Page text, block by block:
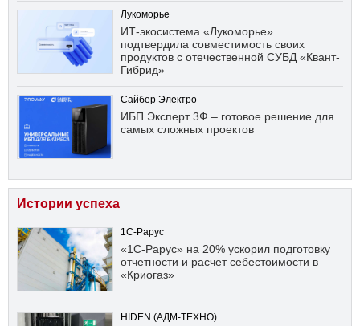
Лукоморье
ИТ-экосистема «Лукоморье»
подтвердила совместимость своих
продуктов с отечественной СУБД «Квант-
Гибрид»
Сайбер Электро
ИБП Эксперт 3Ф – готовое решение для
самых сложных проектов
Истории успеха
1С-Рарус
«1С-Рарус» на 20% ускорил подготовку
отчетности и расчет себестоимости в
«Криогаз»
HIDEN (АДМ-ТЕХНО)